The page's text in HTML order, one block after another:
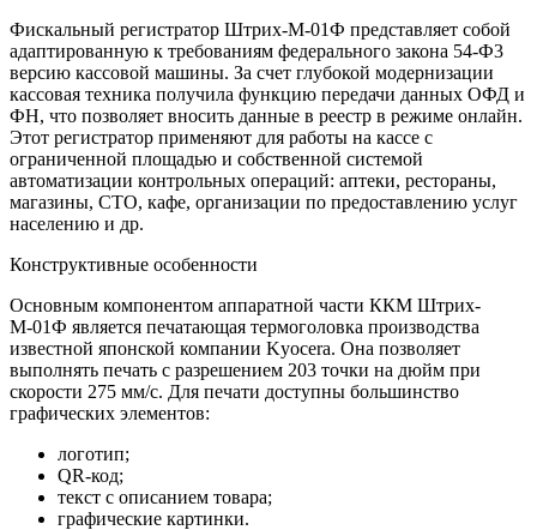
Фискальный регистратор Штрих-М-01Ф представляет собой
адаптированную к требованиям федерального закона 54-Ф3
версию кассовой машины. За счет глубокой модернизации
кассовая техника получила функцию передачи данных ОФД и
ФН, что позволяет вносить данные в реестр в режиме онлайн.
Этот регистратор применяют для работы на кассе с
ограниченной площадью и собственной системой
автоматизации контрольных операций: аптеки, рестораны,
магазины, СТО, кафе, организации по предоставлению услуг
населению и др.
Конструктивные особенности
Основным компонентом аппаратной части ККМ Штрих-
М-01Ф является печатающая термоголовка производства
известной японской компании Kyocera. Она позволяет
выполнять печать с разрешением 203 точки на дюйм при
скорости 275 мм/с. Для печати доступны большинство
графических элементов:
логотип;
QR-код;
текст с описанием товара;
графические картинки.